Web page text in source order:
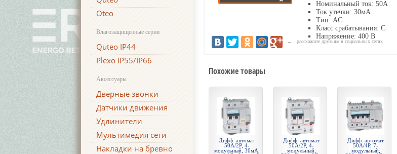
Oteo
Влагозащищенные серии
Quteo IP44
Plexo IP55/IP66
Аксессуары
Дверные звонки
Датчики движения
Удлинители
Мультимедия сети
Накладки на бревно
Номинальный ток: 50А
Ток утечки: 30мА
Тип: AC
Класс срабатывания: С
Напряжение: 400 В
← расскажите друзьям в социальных сетях
Похожие товары
Дифф. автомат
50А/2P, 4-
модульный, 30мА,
Дифф. автомат
50А/2P, 4-
модульный,
Дифф. автомат
50А/4P, 7-
модульный,